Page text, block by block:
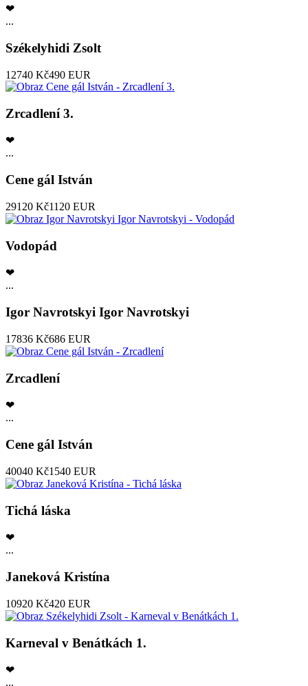
❤
...
Székelyhidi Zsolt
12740 Kč490 EUR
Zrcadlení 3.
❤
...
Cene gál István
29120 Kč1120 EUR
Vodopád
❤
...
Igor Navrotskyi Igor Navrotskyi
17836 Kč686 EUR
Zrcadlení
❤
...
Cene gál István
40040 Kč1540 EUR
Tichá láska
❤
...
Janeková Kristína
10920 Kč420 EUR
Karneval v Benátkách 1.
❤
...